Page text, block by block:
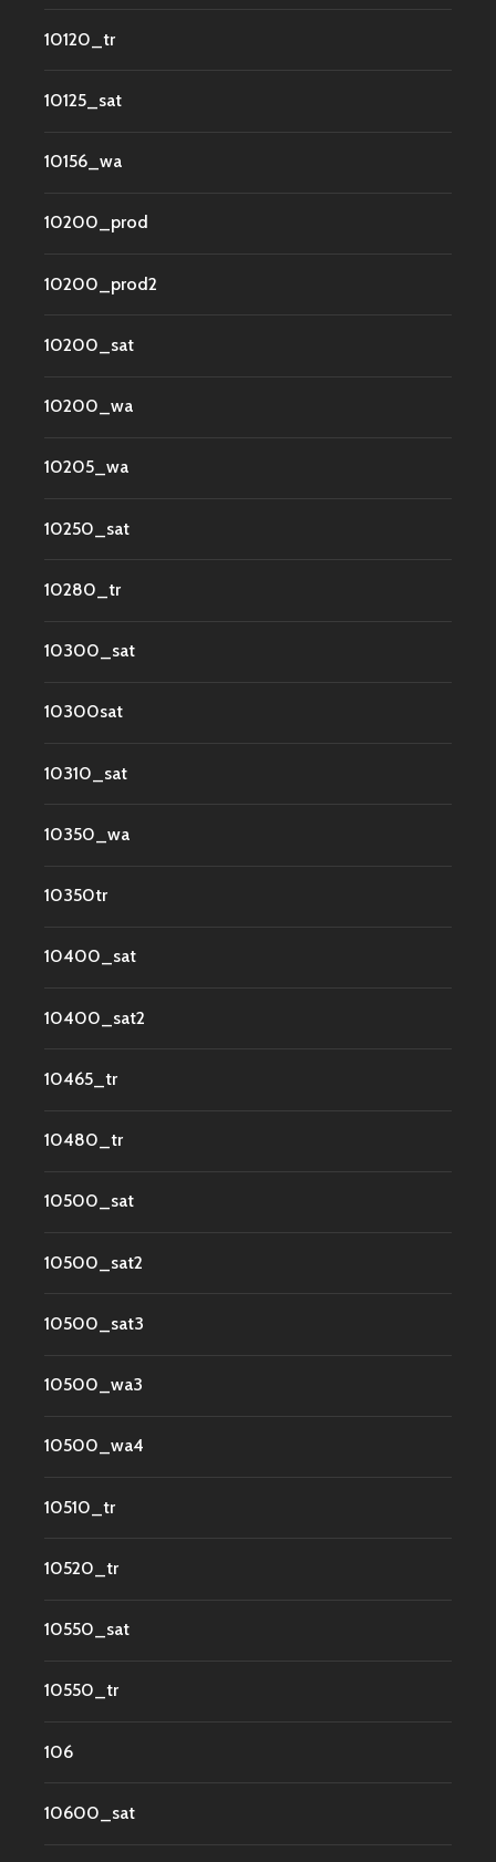
10120_tr
10125_sat
10156_wa
10200_prod
10200_prod2
10200_sat
10200_wa
10205_wa
10250_sat
10280_tr
10300_sat
10300sat
10310_sat
10350_wa
10350tr
10400_sat
10400_sat2
10465_tr
10480_tr
10500_sat
10500_sat2
10500_sat3
10500_wa3
10500_wa4
10510_tr
10520_tr
10550_sat
10550_tr
106
10600_sat